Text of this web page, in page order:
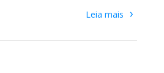
Leia mais ›